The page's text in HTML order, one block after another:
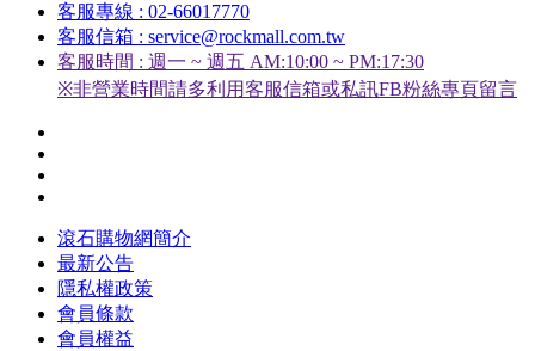
客服專線 : 02-66017770
客服信箱 : service@rockmall.com.tw
客服時間 : 週一 ~ 週五 AM:10:00 ~ PM:17:30
※非營業時間請多利用客服信箱或私訊FB粉絲專頁留言
滾石購物網簡介
最新公告
隱私權政策
會員條款
會員權益